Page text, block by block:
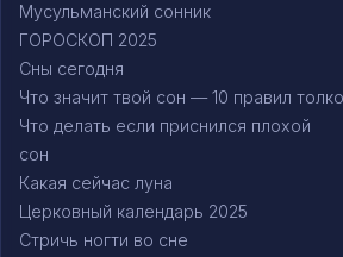
Мусульманский сонник
ГОРОСКОП 2025
Сны сегодня
Что значит твой сон — 10 правил
Что делать если приснился плохой
сон
Какая сейчас луна
Церковный календарь 2025
Стричь ногти во сне